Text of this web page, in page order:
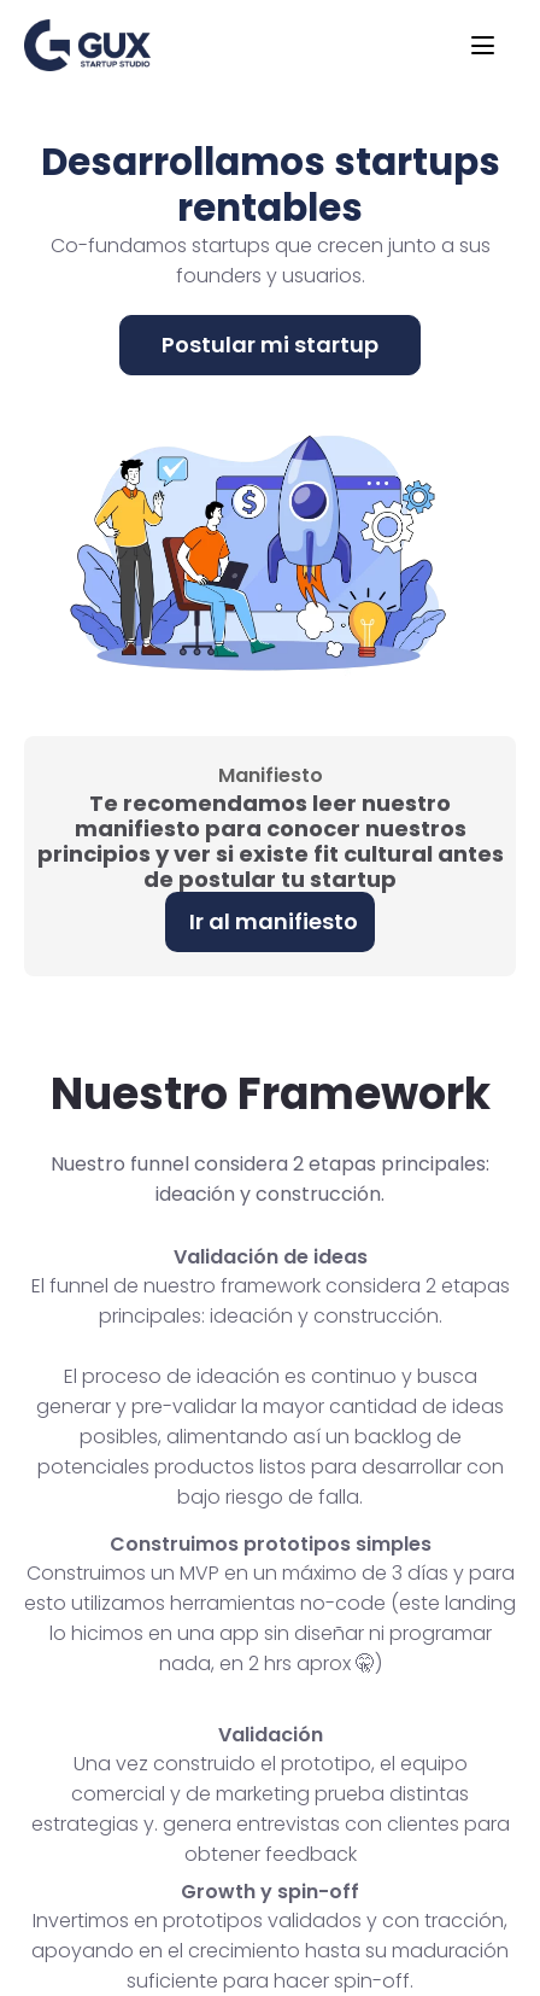
Desarrollamos startups
rentables
Co-fundamos startups que crecen junto a sus
founders y usuarios.
Manifiesto
Te recomendamos leer nuestro
manifiesto para conocer nuestros
principios y ver si existe fit cultural antes
de postular tu startup
Ir al manifiesto
Nuestro Framework
Nuestro funnel considera 2 etapas principales:
ideación y construcción.
Validación de ideas
El funnel de nuestro framework considera 2 etapas
principales: ideación y construcción.
El proceso de ideación es continuo y busca
generar y pre-validar la mayor cantidad de ideas
posibles, alimentando así un backlog de
potenciales productos listos para desarrollar con
bajo riesgo de falla.
Construimos prototipos simples
Construimos un MVP en un máximo de 3 días y para
esto utilizamos herramientas no-code (este landing
lo hicimos en una app sin diseñar ni programar
nada, en 2 hrs aprox 🤫)
Validación
Una vez construido el prototipo, el equipo
comercial y de marketing prueba distintas
estrategias y. genera entrevistas con clientes para
obtener feedback
Growth y spin-off
Invertimos en prototipos validados y con tracción,
apoyando en el crecimiento hasta su maduración
suficiente para hacer spin-off.